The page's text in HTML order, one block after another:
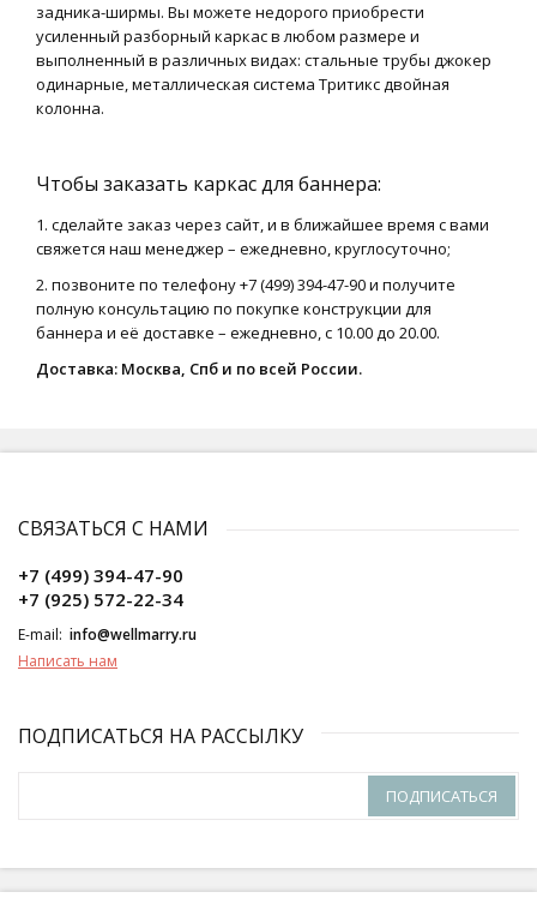
задника-ширмы. Вы можете недорого приобрести
усиленный разборный каркас в любом размере и
выполненный в различных видах: стальные трубы джокер
одинарные, металлическая система Тритикс двойная
колонна.
Чтобы заказать каркас для баннера:
1. сделайте заказ через сайт, и в ближайшее время с вами
свяжется наш менеджер – ежедневно, круглосуточно;
2. позвоните по телефону +7 (499) 394-47-90 и получите
полную консультацию по покупке конструкции для
баннера и её доставке – ежедневно, с 10.00 до 20.00.
Доставка: Москва, Спб и по всей России.
СВЯЗАТЬСЯ С НАМИ
+7 (499) 394-47-90
+7 (925) 572-22-34
E-mail: info@wellmarry.ru
Написать нам
ПОДПИСАТЬСЯ НА РАССЫЛКУ
ПОДПИСАТЬСЯ